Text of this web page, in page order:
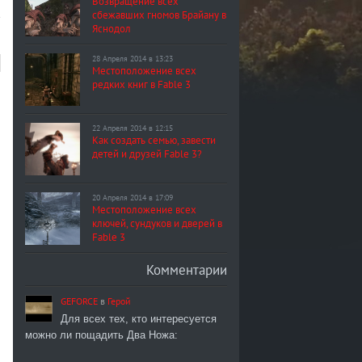
сбежавших гномов Брайану в
Яснодол
28 Апреля 2014 в 13:23
Местоположение всех
редких книг в Fable 3
22 Апреля 2014 в 12:15
Как создать семью, завести
детей и друзей Fable 3?
20 Апреля 2014 в 17:09
Местоположение всех
ключей, сундуков и дверей в
Fable 3
Комментарии
GEFORCE в Герой
Для всех тех, кто интересуется
можно ли пощадить Два Ножа: